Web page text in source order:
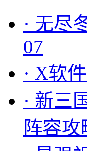
· 无尽
07
· X软
· 新三
阵容攻